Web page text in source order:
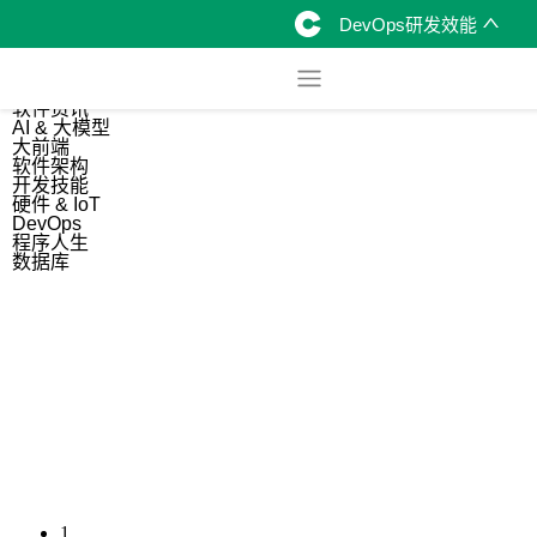
DevOps研发效能
软件资讯
AI & 大模型
大前端
软件架构
开发技能
硬件 & IoT
DevOps
程序人生
数据库
1